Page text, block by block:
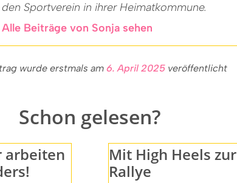
den Sportverein in ihrer Heimatkommune.
Alle Beiträge von Sonja sehen
wurde erstmals am 6. April 2025 veröffentlicht
Schon gelesen?
arbeiten
Mit High Heels zur
Rallye